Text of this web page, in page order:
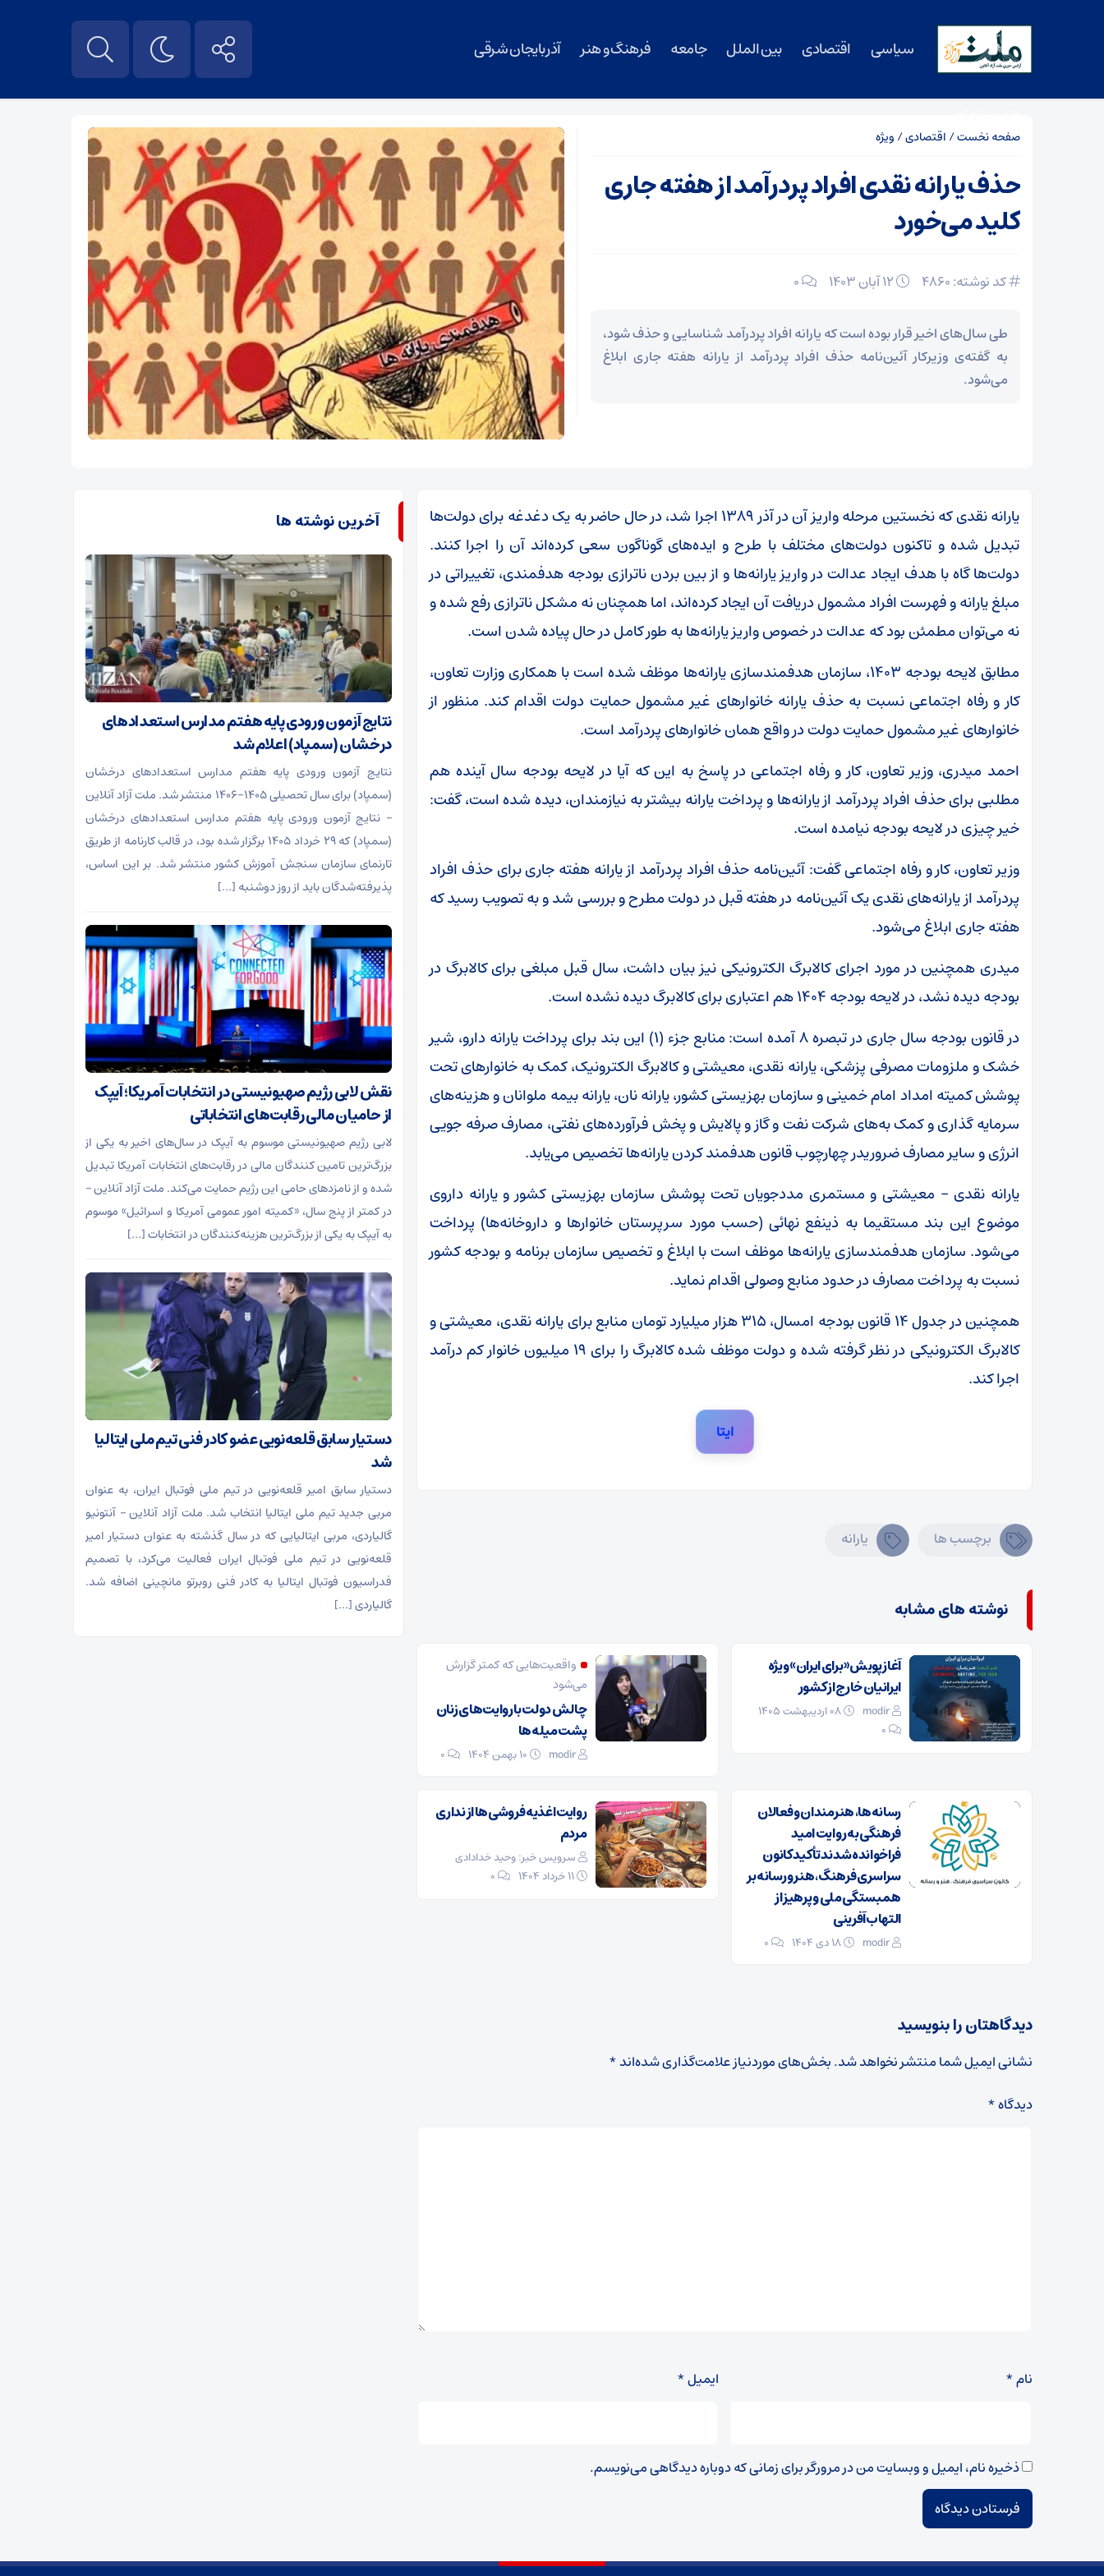
سیاسی اقتصادی بین الملل جامعه فرهنگ و هنر آذربایجان شرقی
صفحه نخست/ اقتصادی/ ویژه
حذف یارانه نقدی افراد پردرآمد از هفته جاری
کلید می‌خورد
کد نوشته: 4860 0
طی سال‌های اخیر قرار بوده است که یارانه افراد پردرآمد شناسایی و حذف شود،
به گفته‌ی وزیرکار آئین‌نامه حذف افراد پردرآمد از یارانه هفته جاری ابلاغ
می‌شود.
یارانه نقدی که نخستین مرحله واریز آن در آذر ۱۳۸۹ اجرا شد، در حال حاضر به یک دغدغه برای دولت‌ها
تبدیل شده و تاکنون دولت‌های مختلف با طرح و ایده‌های گوناگون سعی کرده‌اند آن را اجرا کنند.
دولت‌ها گاه با هدف ایجاد عدالت در واریز یارانه‌ها و از بین بردن ناترازی بودجه هدفمندی، تغییراتی در
مبلغ یارانه و فهرست افراد مشمول دریافت آن ایجاد کرده‌اند، اما همچنان نه مشکل ناترازی رفع شده و
نه می‌توان مطمئن بود که عدالت در خصوص واریز یارانه‌ها به طور کامل در حال پیاده شدن است.
مطابق لایحه بودجه ۱۴۰۳، سازمان هدفمندسازی یارانه‌ها موظف شده است با همکاری وزارت تعاون،
کار و رفاه اجتماعی نسبت به حذف یارانه خانوار‌های غیر مشمول حمایت دولت اقدام کند. منظور از
خانوار‌های غیر مشمول حمایت دولت در واقع همان خانوار‌های پردرآمد است.
احمد میدری، وزیر تعاون، کار و رفاه اجتماعی در پاسخ به این که آیا در لایحه بودجه سال آینده هم
مطلبی برای حذف افراد پردرآمد از یارانه‌ها و پرداخت یارانه بیشتر به نیازمندان، دیده شده است، گفت:
خیر چیزی در لایحه بودجه نیامده است.
وزیر تعاون، کار و رفاه اجتماعی گفت: آئین‌نامه حذف افراد پردرآمد از یارانه هفته جاری برای حذف افراد
پردرآمد از یارانه‌های نقدی یک آئین‌نامه در هفته قبل در دولت مطرح و بررسی شد و به تصویب رسید که
هفته جاری ابلاغ می‌شود.
میدری همچنین در مورد اجرای کالابرگ الکترونیکی نیز بیان داشت، سال قبل مبلغی برای کالابرگ در
بودجه دیده نشد، در لایحه بودجه ۱۴۰۴ هم اعتباری برای کالابرگ دیده نشده است.
در قانون بودجه سال جاری در تبصره ۸ آمده است: منابع جزء (۱) این بند برای پرداخت یارانه دارو، شیر
خشک و ملزومات مصرفی پزشکی، یارانه نقدی، معیشتی و کالابرگ الکترونیک، کمک به خانوار‌های تحت
پوشش کمیته امداد امام خمینی و سازمان بهزیستی کشور، یارانه نان، یارانه بیمه ملوانان و هزینه‌های
سرمایه گذاری و کمک به‌های شرکت نفت و گاز و پالایش و پخش فرآورده‌های نفتی، مصارف صرفه جویی
انرژی و سایر مصارف ضروریدر چهارچوب قانون هدفمند کردن یارانه‌ها تخصیص می‌یابد.
یارانه نقدی – معیشتی و مستمری مددجویان تحت پوشش سازمان بهزیستی کشور و یارانه داروی
موضوع این بند مستقیما به ذینفع نهائی (حسب مورد سرپرستان خانوار‌ها و داروخانه‌ها) پرداخت
می‌شود. سازمان هدفمندسازی یارانه‌ها موظف است با ابلاغ و تخصیص سازمان برنامه و بودجه کشور
نسبت به پرداخت مصارف در حدود منابع وصولی اقدام نماید.
همچنین در جدول ۱۴ قانون بودجه امسال، ۳۱۵ هزار میلیارد تومان منابع برای یارانه نقدی، معیشتی و
کالابرگ الکترونیکی در نظر گرفته شده و دولت موظف شده کالابرگ را برای ۱۹ میلیون خانوار کم درآمد
اجرا کند.
ایتا
برچسب ها یارانه
نوشته های مشابه
آغاز پویش «برای ایران» ویژه
ایرانیان خارج از کشور
modir
0
واقعیت‌هایی که کمتر گزارش
می‌شود
چالش دولت با روایت‌های زنان
پشت میله‌ها
modir
0
رسانه‌ها، هنرمندان و فعالان
فرهنگی به روایت امید
فراخوانده شدند تأکید کانون
سراسری فرهنگ، هنر و رسانه بر
همبستگی ملی و پرهیز از
التهاب‌آفرینی
modir
0
روایت اغذیه فروشی‌ها از نداری
مردم
سرویس خبر: وحید خدادادی
۱۱ خرداد ۱۴۰۴
0
دیدگاهتان را بنویسید
نشانی ایمیل شما منتشر نخواهد شد.بخش‌های موردنیاز علامت‌گذاری شده‌اند*
دیدگاه*
نام* ایمیل*
ذخیره نام، ایمیل و وبسایت من در مرورگر برای زمانی که دوباره دیدگاهی می‌نویسم.
آخرین نوشته ها
نتایج آزمون ورودی پایه هفتم مدارس استعدادهای
درخشان (سمپاد) اعلام شد
نتایج آزمون ورودی پایه هفتم مدارس استعدادهای درخشان
(سمپاد) برای سال تحصیلی ۱۴۰۵-۱۴۰۶ منتشر شد. ملت آزاد آنلاین
– نتایج آزمون ورودی پایه هفتم مدارس استعدادهای درخشان
(سمپاد) که ۲۹ خرداد ۱۴۰۵ برگزار شده بود، در قالب کارنامه از طریق
تارنمای سازمان سنجش آموزش کشور منتشر شد. بر این اساس،
پذیرفته‌شدگان باید از روز دوشنبه […]
نقش لابی رژیم صهیونیستی در انتخابات آمریکا؛ آیپک
از حامیان مالی رقابت‌های انتخاباتی
لابی رژیم صهیونیستی موسوم به آیپک در سال‌های اخیر به یکی از
بزرگ‌ترین تامین کنندگان مالی در رقابت‌های انتخابات آمریکا تبدیل
شده و از نامزدهای حامی این رژیم حمایت می‌کند. ملت آزاد آنلاین –
در کمتر از پنج سال، «کمیته امور عمومی آمریکا و اسرائیل» موسوم
به آیپک به یکی از بزرگ‌ترین هزینه‌کنندگان در انتخابات […]
دستیار سابق قلعه‌نویی عضو کادر فنی تیم ملی ایتالیا
شد
دستیار سابق امیر قلعه‌نویی در تیم ملی فوتبال ایران، به عنوان
مربی جدید تیم ملی ایتالیا انتخاب شد. ملت آزاد آنلاین – آنتونیو
گالیاردی، مربی ایتالیایی که در سال گذشته به عنوان دستیار امیر
قلعه‌نویی در تیم ملی فوتبال ایران فعالیت می‌کرد، با تصمیم
فدراسیون فوتبال ایتالیا به کادر فنی روبرتو مانچینی اضافه شد.
گالیاردی […]